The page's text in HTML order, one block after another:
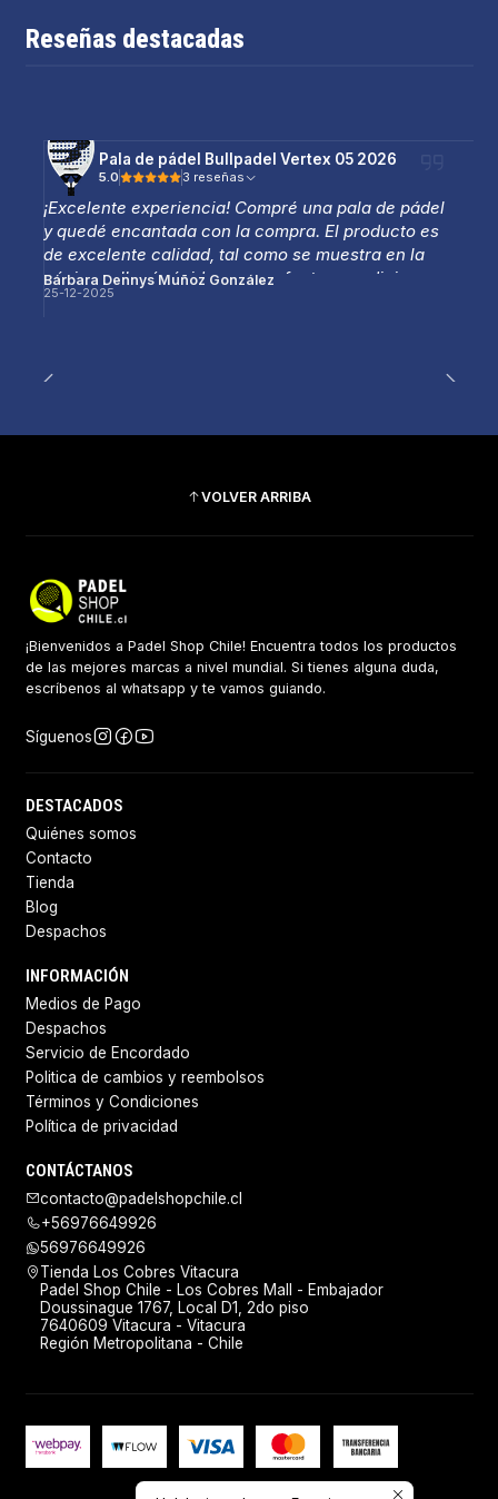
Reseñas destacadas
Pala de pádel Bullpadel Vertex 05 2026
5.0 3 reseñas
¡Excelente experiencia! Compré una pala de pádel
y quedé encantada con la compra. El producto es
de excelente calidad, tal como se muestra en la
página, y llegó rápido y en perfectas condiciones.
La atención fue muy amable y profesional, lo que
comprar.
Bárbara Dennys Muñoz González
25-12-2025
VOLVER ARRIBA
¡Bienvenidos a Padel Shop Chile! Encuentra todos los productos
de las mejores marcas a nivel mundial. Si tienes alguna duda,
escríbenos al whatsapp y te vamos guiando.
Síguenos
DESTACADOS
Quiénes somos
Contacto
Tienda
Blog
Despachos
INFORMACIÓN
Medios de Pago
Despachos
Servicio de Encordado
Politica de cambios y reembolsos
Términos y Condiciones
Política de privacidad
CONTÁCTANOS
contacto@padelshopchile.cl
+56976649926
56976649926
Tienda Los Cobres Vitacura
Padel Shop Chile - Los Cobres Mall - Embajador
Doussinague 1767, Local D1, 2do piso
7640609 Vitacura - Vitacura
Región Metropolitana - Chile